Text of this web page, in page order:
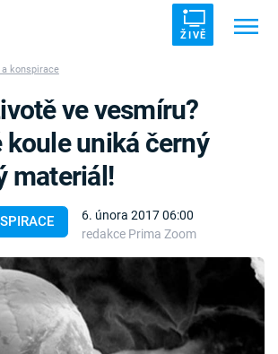
ŽIVĚ
DÁVNOVĚKU
a konspirace
6. února 2017 06:00
redakce Prima Zoom
ve vesmíru?
koule uniká černý
materiál!